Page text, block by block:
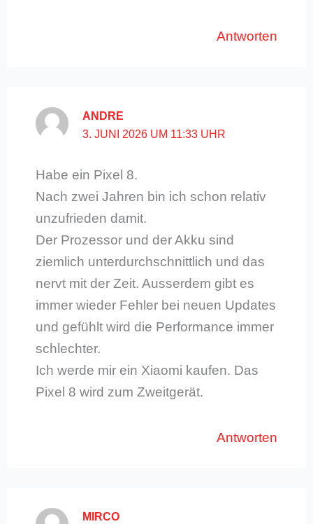
Antworten
ANDRE
3. JUNI 2026 UM 11:33 UHR
Habe ein Pixel 8.
Nach zwei Jahren bin ich schon relativ
unzufrieden damit.
Der Prozessor und der Akku sind
ziemlich unterdurchschnittlich und das
nervt mit der Zeit. Ausserdem gibt es
immer wieder Fehler bei neuen Updates
und gefühlt wird die Performance immer
schlechter.
Ich werde mir ein Xiaomi kaufen. Das
Pixel 8 wird zum Zweitgerät.
Antworten
MIRCO